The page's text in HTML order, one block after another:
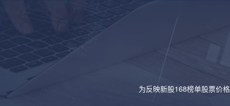
为反映新股168榜单股票价